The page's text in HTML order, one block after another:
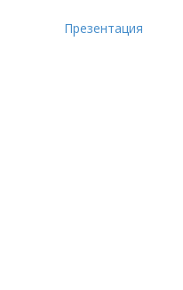
Презентация